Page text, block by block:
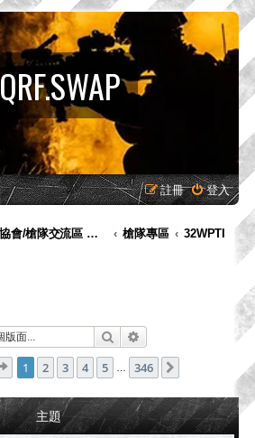
QRF.SWAP
登入
註冊
協會/槍隊交流區 歡迎申請版面 槍隊專區 32WPTI
搜尋
1 頁 (共346頁)
1 2 3 4 5 346
主題